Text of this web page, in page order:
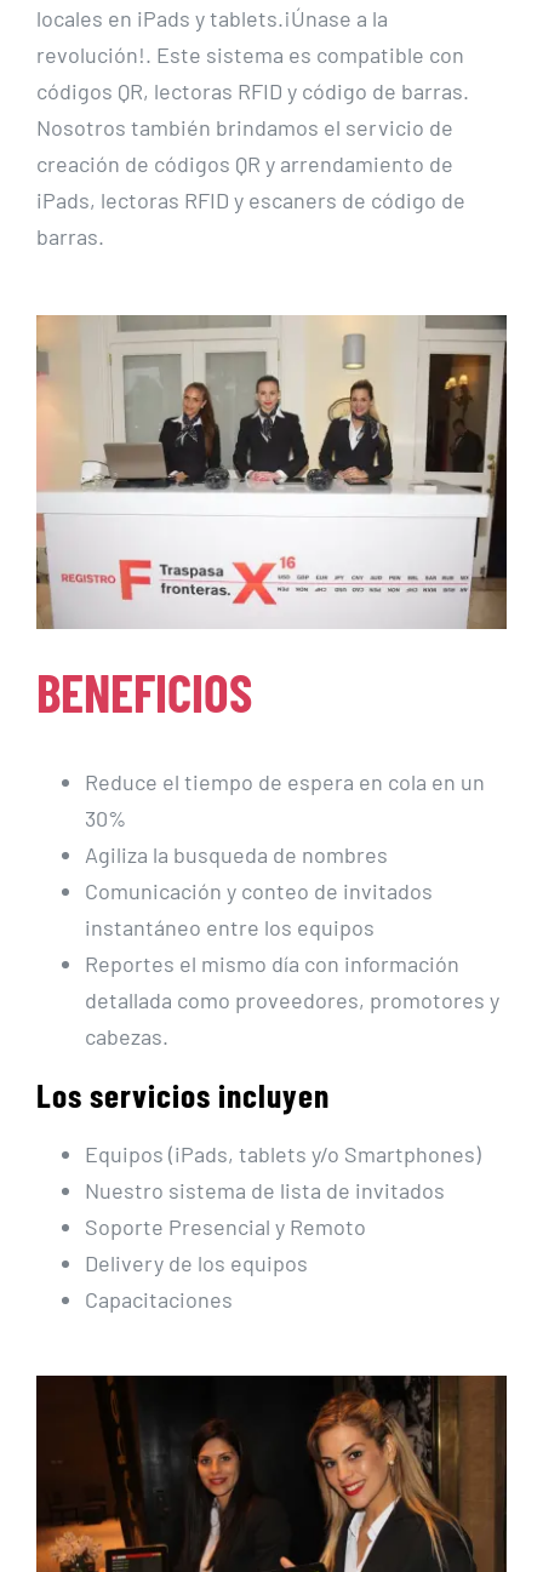
locales en iPads y tablets.¡Únase a la
revolución!. Este sistema es compatible con
códigos QR, lectoras RFID y código de barras.
Nosotros también brindamos el servicio de
creación de códigos QR y arrendamiento de
iPads, lectoras RFID y escaners de código de
barras.
BENEFICIOS
Reduce el tiempo de espera en cola en un
30%
Agiliza la busqueda de nombres
Comunicación y conteo de invitados
instantáneo entre los equipos
Reportes el mismo día con información
detallada como proveedores, promotores y
cabezas.
Los servicios incluyen
Equipos (iPads, tablets y/o Smartphones)
Nuestro sistema de lista de invitados
Soporte Presencial y Remoto
Delivery de los equipos
Capacitaciones